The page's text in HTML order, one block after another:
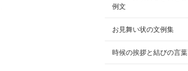
例文
お見舞い状の文例集
時候の挨拶と結びの言葉